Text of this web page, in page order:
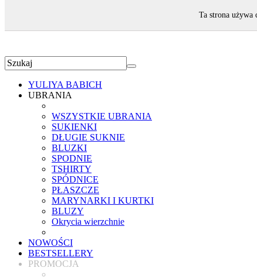
YULIYA BABICH
UBRANIA
WSZYSTKIE UBRANIA
SUKIENKI
DŁUGIE SUKNIE
BLUZKI
SPODNIE
TSHIRTY
SPÓDNICE
PŁASZCZE
MARYNARKI I KURTKI
BLUZY
Okrycia wierzchnie
NOWOŚCI
BESTSELLERY
PROMOCJA
Ta strona używa